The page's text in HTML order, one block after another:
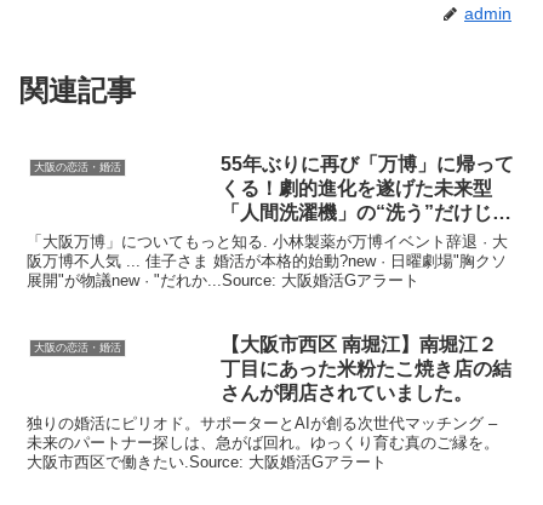
admin
関連記事
大阪の恋活・婚活
55年ぶりに再び「万博」に帰って
くる！劇的進化を遂げた未来型
「人間洗濯機」の“洗う”だけじゃ
…
「大阪万博」についてもっと知る. 小林製薬が万博イベント辞退 · 大
阪万博不人気 ... 佳子さま 婚活が本格的始動?new · 日曜劇場"胸クソ
展開"が物議new · "だれか...Source: 大阪婚活Gアラート
大阪の恋活・婚活 【大阪市西区 南堀江】南堀江２
丁目にあった米粉たこ焼き店の結
さんが閉店されていました。
独りの婚活にピリオド。サポーターとAIが創る次世代マッチング –
未来のパートナー探しは、急がば回れ。ゆっくり育む真のご縁を。
大阪市西区で働きたい.Source: 大阪婚活Gアラート